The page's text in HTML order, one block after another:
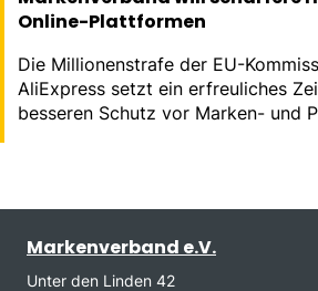
Online-Plattformen
Die Millionenstrafe der EU-
AliExpress setzt ein erfreuliches
besseren Schutz vor Marken- und
Markenverband e.V.
Unter den Linden 42